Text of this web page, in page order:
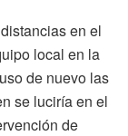
en el
local en la
de nuevo las
se luciría en el
de